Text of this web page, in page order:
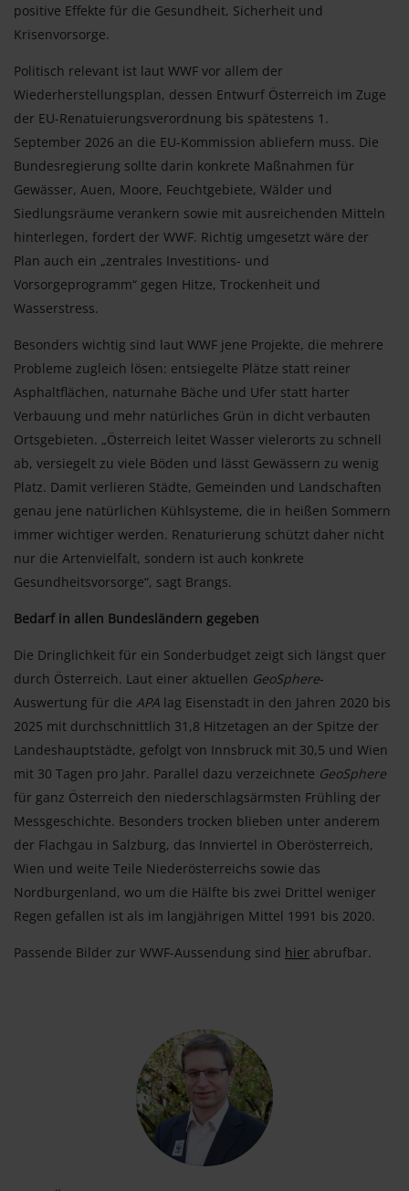
positive Effekte für die Gesundheit, Sicherheit und
Krisenvorsorge.
Politisch relevant ist laut WWF vor allem der
Wiederherstellungsplan, dessen Entwurf Österreich im Zuge
der EU-Renatuierungsverordnung bis spätestens 1.
September 2026 an die EU-Kommission abliefern muss. Die
Bundesregierung sollte darin konkrete Maßnahmen für
Gewässer, Auen, Moore, Feuchtgebiete, Wälder und
Siedlungsräume verankern sowie mit ausreichenden Mitteln
hinterlegen, fordert der WWF. Richtig umgesetzt wäre der
Plan auch ein „zentrales Investitions- und
Vorsorgeprogramm“ gegen Hitze, Trockenheit und
Wasserstress.
Besonders wichtig sind laut WWF jene Projekte, die mehrere
Probleme zugleich lösen: entsiegelte Plätze statt reiner
Asphaltflächen, naturnahe Bäche und Ufer statt harter
Verbauung und mehr natürliches Grün in dicht verbauten
Ortsgebieten. „Österreich leitet Wasser vielerorts zu schnell
ab, versiegelt zu viele Böden und lässt Gewässern zu wenig
Platz. Damit verlieren Städte, Gemeinden und Landschaften
genau jene natürlichen Kühlsysteme, die in heißen Sommern
immer wichtiger werden. Renaturierung schützt daher nicht
nur die Artenvielfalt, sondern ist auch konkrete
Gesundheitsvorsorge“, sagt Brangs.
Bedarf in allen Bundesländern gegeben
Die Dringlichkeit für ein Sonderbudget zeigt sich längst quer
durch Österreich. Laut einer aktuellen GeoSphere-
Auswertung für die APA lag Eisenstadt in den Jahren 2020 bis
2025 mit durchschnittlich 31,8 Hitzetagen an der Spitze der
Landeshauptstädte, gefolgt von Innsbruck mit 30,5 und Wien
mit 30 Tagen pro Jahr. Parallel dazu verzeichnete GeoSphere
für ganz Österreich den niederschlagsärmsten Frühling der
Messgeschichte. Besonders trocken blieben unter anderem
der Flachgau in Salzburg, das Innviertel in Oberösterreich,
Wien und weite Teile Niederösterreichs sowie das
Nordburgenland, wo um die Hälfte bis zwei Drittel weniger
Regen gefallen ist als im langjährigen Mittel 1991 bis 2020.
Passende Bilder zur WWF-Aussendung sind hier abrufbar.